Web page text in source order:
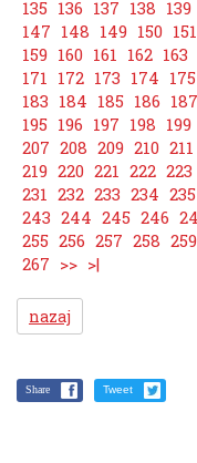
135 136 137 138 139
147 148 149 150 151
159 160 161 162 163
171 172 173 174 175
183 184 185 186 187
195 196 197 198 199
207 208 209 210 211
219 220 221 222 223
231 232 233 234 235
243 244 245 246
255 256 257 258 259
267 >> >|
nazaj
Share Tweet